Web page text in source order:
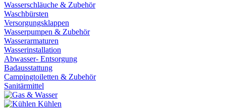
Wasserschläuche & Zubehör
Waschbürsten
Versorgungsklappen
Wasserpumpen & Zubehör
Wasserarmaturen
Wasserinstallation
Abwasser- Entsorgung
Badausstattung
Campingtoiletten & Zubehör
Sanitärmittel
Kühlen